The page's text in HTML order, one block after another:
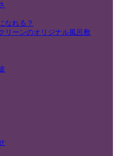
なれる？
リーンのオリジナル風呂敷